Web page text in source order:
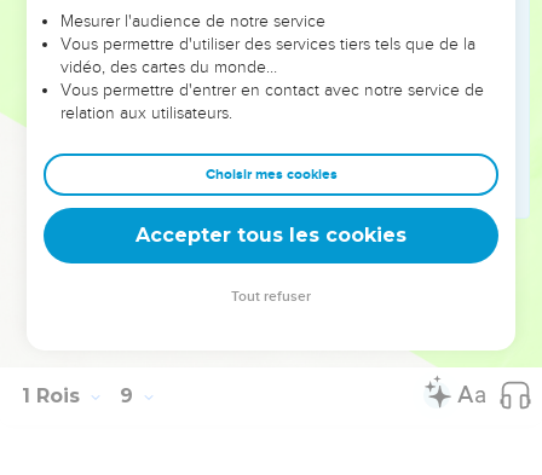
offrit les holocaustes, les offrandes et les graisses des
sacrifices de communion, parce que l'autel en bronze qui se
trouvait devant l'Eternel était trop petit pour les contenir.
Salomon célébra la fête des tentes à ce moment-là, et tout
Hamath jusqu'au torrent d'Egypte, se rassembla devant
l'Eternel, notre Dieu, pendant 7 jours, puis 7 autres jours, soit
14 jours.
Le lendemain, il renvoya le peuple. Ils bénirent le roi et
retournèrent chez eux, remplis de joie et le cœur content
1 Rois 9
Mesurer l'audience de notre service
Vous permettre d'utiliser des services tiers tels que de la
vidéo, des cartes du monde…
Vous permettre d'entrer en contact avec notre service de
relation aux utilisateurs.
Choisir mes cookies
Accepter tous les cookies
Tout refuser